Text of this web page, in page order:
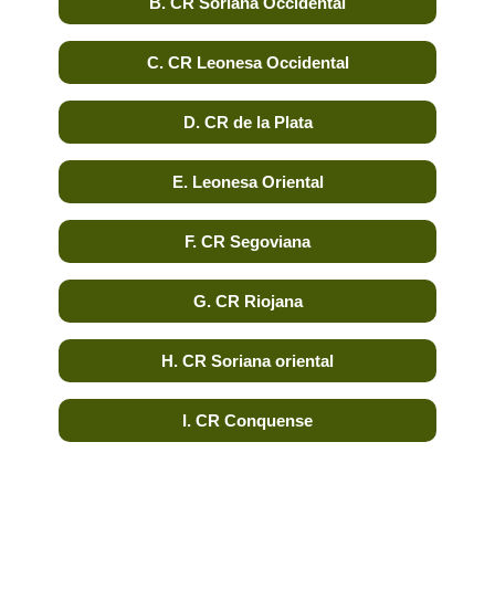
C. CR Leonesa Occidental
D. CR de la Plata
E. Leonesa Oriental
F. CR Segoviana
G. CR Riojana
H. CR Soriana oriental
I. CR Conquense